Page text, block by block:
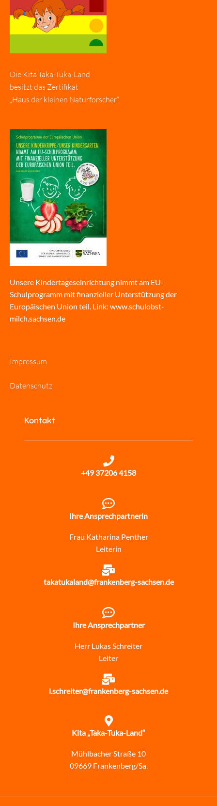
Die Kita Taka-Tuka-Land
besitzt das Zertifikat
„Haus der kleinen Naturforscher“.
Unsere Kindertageseinrichtung nimmt am EU-
Schulprogramm mit finanzieller Unterstützung der
Europäischen Union teil. Link: www.schulobst-
milch.sachsen.de
Impressum
Datenschutz
Kontakt
+49 37206 4158
Ihre Ansprechpartnerin
Frau Katharina Penther
Leiterin
takatukaland@frankenberg-sachsen.de
Ihre Ansprechpartner
Herr Lukas Schreiter
Leiter
l.schreiter@frankenberg-sachsen.de
Kita „Taka-Tuka-Land“
Mühlbacher Straße 10
09669 Frankenberg/Sa.